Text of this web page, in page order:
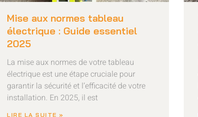
Mise aux normes tableau
électrique : Guide essentiel
2025
La mise aux normes de votre tableau
électrique est une étape cruciale pour
garantir la sécurité et l’efficacité de votre
installation. En 2025, il est
LIRE LA SUITE »